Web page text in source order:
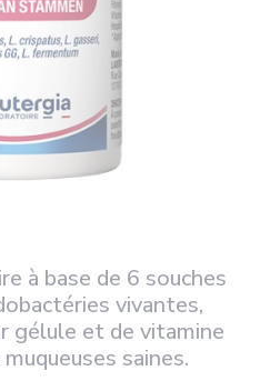
à base de 6 souches
vivantes,
gélule et de vitamine
saines.